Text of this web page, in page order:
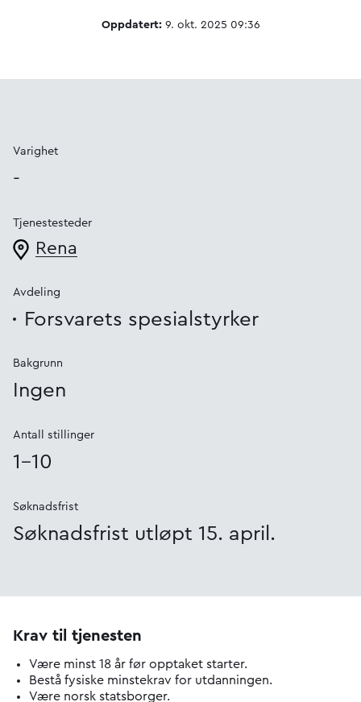
Oppdatert:9. okt. 2025 09:36
Varighet
-
Tjenestesteder
Rena
Avdeling
Forsvarets spesialstyrker
Bakgrunn
Ingen
Antall stillinger
1-10
Søknadsfrist
Søknadsfrist utløpt 15. april.
Krav til tjenesten
Være minst 18 år før opptaket starter.
Bestå fysiske minstekrav for utdanningen.
Være norsk statsborger.